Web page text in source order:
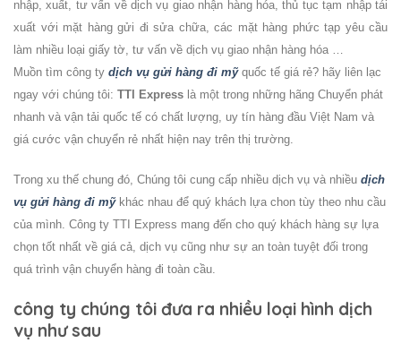
nhập, xuất, tư vấn về dịch vụ giao nhận hàng hóa, thủ tục tạm nhập tái
xuất với mặt hàng gửi đi sửa chữa, các mặt hàng phức tạp yêu cầu
làm nhiều loại giấy tờ, tư vấn về dịch vụ giao nhận hàng hóa
Muồn tìm công ty dịch vụ gửi hàng đi mỹquốc tế giá rẻ? hãy liên lạc
ngay với chúng tôi: TTI Express là một trong những hãng Chuyển phát
nhanh và vận tải quốc tế có chất lượng, uy tín hàng đầu Việt Nam và
giá cước vận chuyển rẻ nhất hiện nay trên thị trường.
Trong xu thế chung đó, Chúng tôi cung cấp nhiều dịch vụ và nhiều dịch
vụ gửi hàng đi mỹkhác nhau để quý khách lựa chon tùy theo nhu cầu
của mình. Công ty TTI Express mang đến cho quý khách hàng sự lựa
chọn tốt nhất về giá cả, dịch vụ cũng như sự an toàn tuyệt đối trong
quá trình vận chuyển hàng đi toàn cầu.
công ty chúng tôi đưa ra nhiều loại hình dịch
vụ như sau